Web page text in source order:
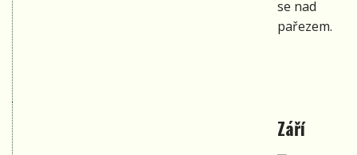
se nad
pařezem.
Září